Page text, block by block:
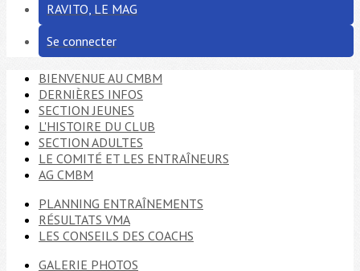
RAVITO, LE MAG
Se connecter
BIENVENUE AU CMBM
DERNIÈRES INFOS
SECTION JEUNES
L'HISTOIRE DU CLUB
SECTION ADULTES
LE COMITÉ ET LES ENTRAÎNEURS
AG CMBM
PLANNING ENTRAÎNEMENTS
RÉSULTATS VMA
LES CONSEILS DES COACHS
GALERIE PHOTOS